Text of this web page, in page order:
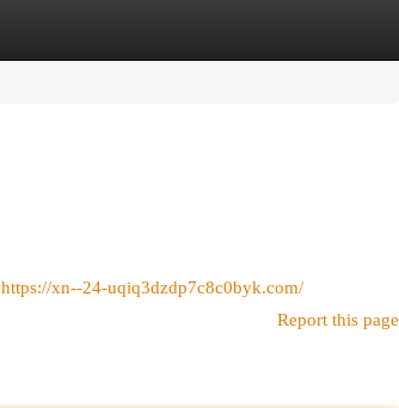
https://xn--24-uqiq3dzdp7c8c0byk.com/
Report this page